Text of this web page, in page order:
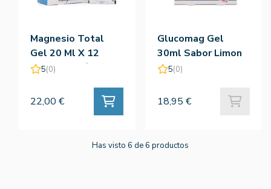
Magnesio Total
Gel 20 Ml X 12
Sobres Limón -
5(0)
22,00 €
Glucomag Gel
30ml Sabor Limon
10 Sobres
5(0)
18,95 €
Has visto 6 de 6 productos